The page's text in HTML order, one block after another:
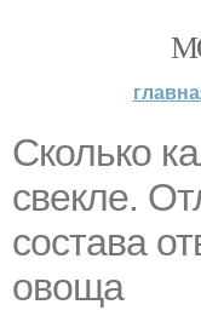
Сколько
свекле.
состава
овоща